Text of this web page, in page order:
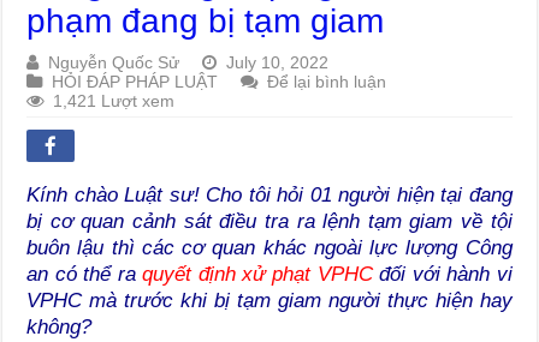
phạm đang bị tạm giam
Nguyễn Quốc Sử
July 10, 2022
HỎI ĐÁP PHÁP LUẬT
Để lại bình luận
1,421 Lượt xem
Kính chào Luật sư! Cho tôi hỏi 01 người hiện tại đang
bị cơ quan cảnh sát điều tra ra lệnh tạm giam về tội
buôn lậu thì các cơ quan khác ngoài lực lượng Công
an có thể raquyết định xử phạt VPHCđối với hành vi
VPHC mà trước khi bị tạm giam người thực hiện hay
không?